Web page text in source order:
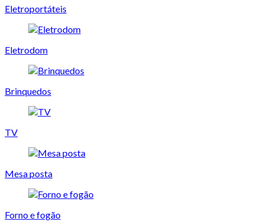
Eletroportáteis
Eletrodom
Brinquedos
TV
Mesa posta
Forno e fogão